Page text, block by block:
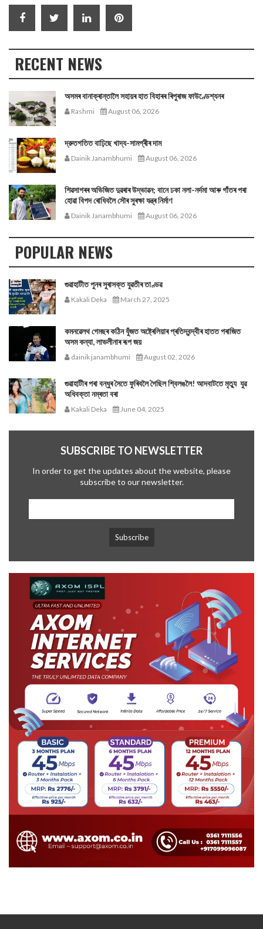
RECENT NEWS
অসমৰ বানাক্ৰান্তালৈ সহায়ৰ হাত বিহাৰৰ ৰিপুৰাজ ফাউণ্ডেশ্যনৰ
Rashmi August 06, 2026
দ্রুতগতিত বাঢ়িছে খাদ্য-সামগ্ৰীৰ দাম
Dainik Janambhumi August 06, 2026
শিৱসাগৰৰ অভিজিত দুৱৰাৰ উদ্ভাৱন; বানে ঢকা নলা-নৰ্দমা আৰু গাঁতৰ পৰা
হোৱা বিপদ ৰোধিবলৈ সৌৰ সুৰক্ষা যন্ত্ৰ নিৰ্মাণ
Dainik Janambhumi August 06, 2026
POPULAR NEWS
গুৱাহাটীত পুনৰ সুৰাসক্ত যুৱতীৰ তাণ্ডৱ
Kakali Deka March 27, 2025
কমনৱেলথ গেমছৰ কঠিন যুঁজত অষ্ট্ৰেলিয়াৰ প্ৰতিদ্বন্দ্বীৰ হাতত পৰাজিত
অসম কন্যা, লাভলীনাৰ ৰূপ জয়
dainik janambhumi August 02, 2026
গুৱাহাটীৰ পৰা বন্ধুৰ সৈতে ফুৰিবলৈ গৈছিল শ্বিলঙলৈ! আদবাটতে মৃত্যু যুৱ
অধিবক্তা নম্ৰতা বৰা
Kakali Deka June 04, 2025
SUBSCRIBE TO NEWSLETTER
In order to get the updates about the website, please
subscribe to our newsletter.